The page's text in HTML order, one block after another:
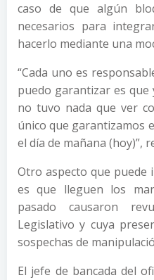
caso de que algún
necesarios para
hacerlo mediante una
“Cada uno es
puedo garantizar es que
no tuvo nada que ver
único que garantizamos
el día de mañana (hoy)”,
Otro aspecto que puede
es que lleguen los
pasado causaron
Legislativo y cuya
sospechas de
El jefe de bancada del